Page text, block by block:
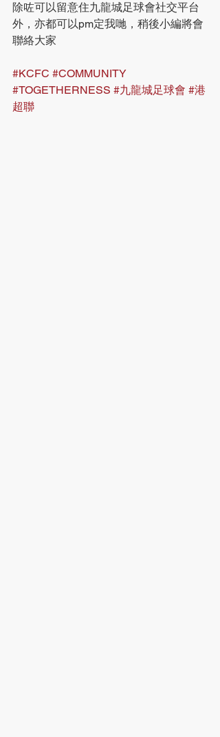
除咗可以留意住九龍城足球會社交平台
外，亦都可以pm定我哋，稍後小編將會
聯絡大家
#KCFC #COMMUNITY
#TOGETHERNESS #九龍城足球會 #港
超聯